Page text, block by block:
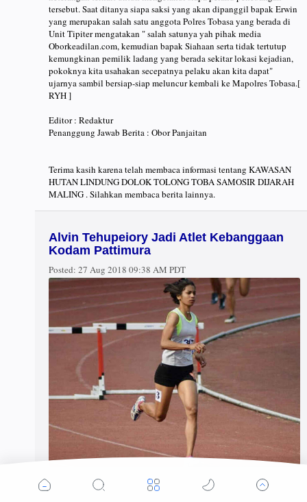
tersebut. Saat ditanya siapa saksi yang akan dipanggil bapak Erwin
yang merupakan salah satu anggota Polres Tobasa yang berada di
Unit Tipiter mengatakan " salah satunya yah pihak media
Oborkeadilan.com, kemudian bapak Siahaan serta tidak tertutup
kemungkinan pemilik ladang yang berada sekitar lokasi kejadian,
pokoknya kita usahakan secepatnya pelaku akan kita dapat"
ujarnya sambil bersiap-siap meluncur kembali ke Mapolres Tobasa.[
RYH ]
Editor : Redaktur
Penanggung Jawab Berita : Obor Panjaitan
Terima kasih karena telah membaca informasi tentang KAWASAN
HUTAN LINDUNG DOLOK TOLONG TOBA SAMOSIR DIJARAH
MALING . Silahkan membaca berita lainnya.
Alvin Tehupeiory Jadi Atlet Kebanggaan
Kodam Pattimura
Posted: 27 Aug 2018 09:38 AM PDT
Tehupeiory merupakan salah satu atlet kebanggan yang dimiliki